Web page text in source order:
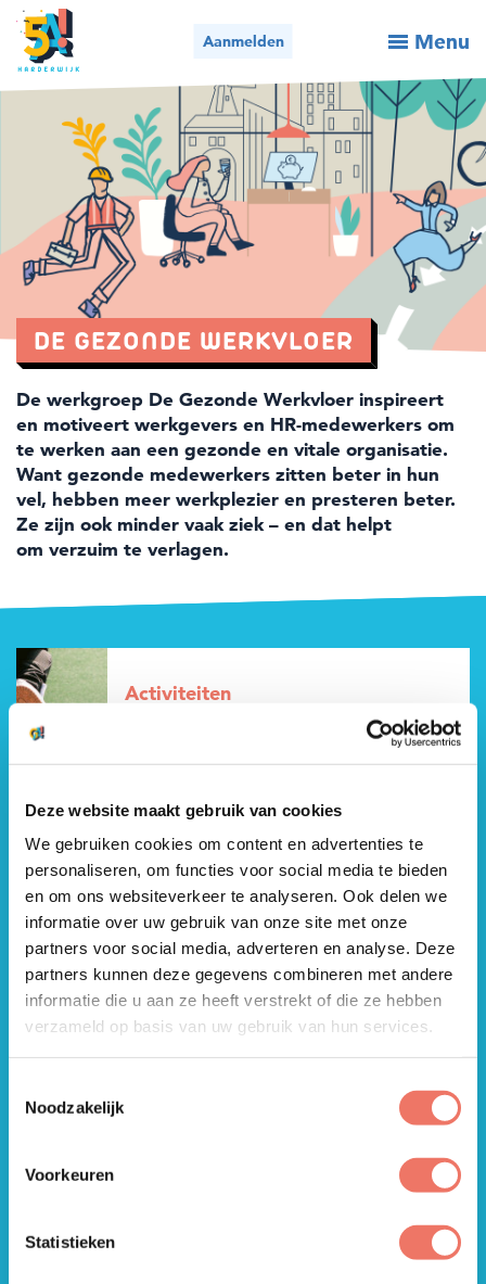
Deze website maakt gebruik van cookies
We gebruiken cookies om content en advertenties te
personaliseren, om functies voor social media te bieden
en om ons websiteverkeer te analyseren. Ook delen we
informatie over uw gebruik van onze site met onze
partners voor social media, adverteren en analyse. Deze
partners kunnen deze gegevens combineren met andere
informatie die u aan ze heeft verstrekt of die ze hebben
verzameld op basis van uw gebruik van hun services.
Noodzakelijk
Voorkeuren
Statistieken
Aanmelden Menu
Activiteiten / aanmelden
Wie we zijn
Wat we doen
Voor organisaties
Nieuws
Contact
Bel ons Mail ons
Zoeken
Zoeken Organisatie login
DE GEZONDE WERKVLOER
De werkgroep De Gezonde Werkvloer inspireert
en motiveert werkgevers en HR-medewerkers om
te werken aan een gezonde en vitale organisatie.
Want gezonde medewerkers zitten beter in hun
vel, hebben meer werkplezier en presteren beter.
Ze zijn ook minder vaak ziek – en dat helpt
om verzuim te verlagen.
Activiteiten
Financieel gezond
Meer info
Fysiek gezond
Meer info
Gezonde voeding
Meer info